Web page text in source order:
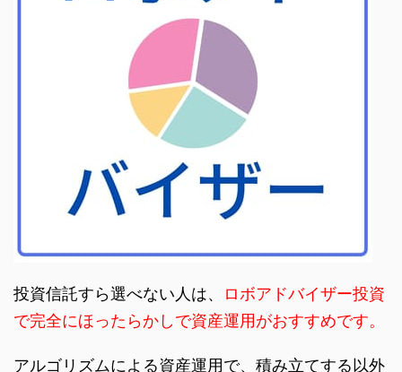
投資信託すら選べない人は、
ロボアドバイザー投資
で完全にほったらかしで資産運用がおすすめです。
アルゴリズムによる資産運用で、積み立てする以外